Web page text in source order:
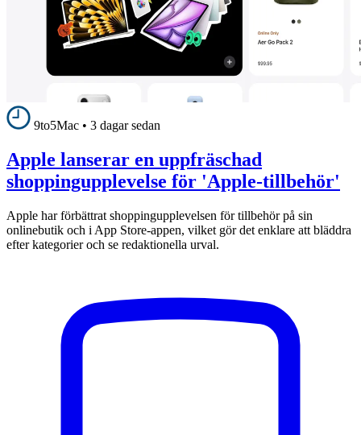
9to5Mac • 3 dagar sedan
Apple lanserar en uppfräschad
shoppingupplevelse för 'Apple-tillbehör'
Apple har förbättrat shoppingupplevelsen för tillbehör på sin
onlinebutik och i App Store-appen, vilket gör det enklare att bläddra
efter kategorier och se redaktionella urval.